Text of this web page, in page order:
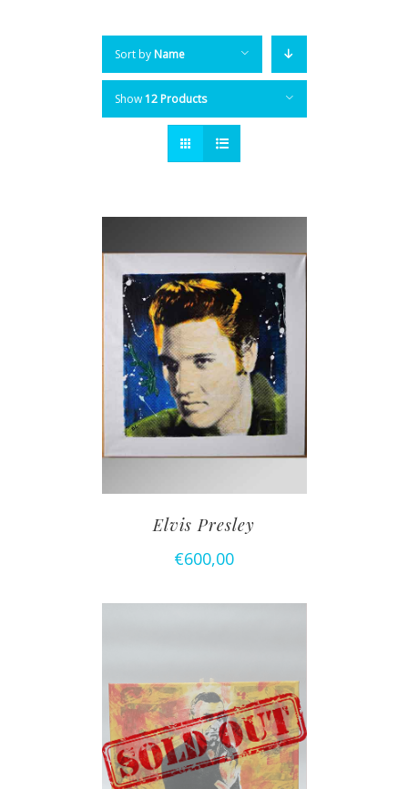
Sort byName
Show12 Products
TOEVOEGEN AAN
WINKELWAGEN
Elvis Presley
€600,00